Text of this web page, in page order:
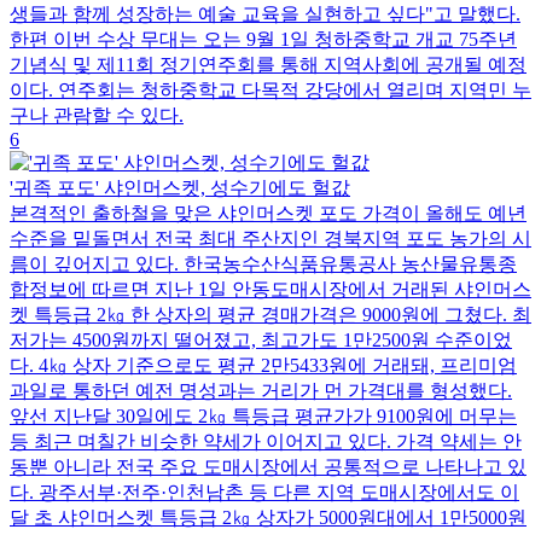
생들과 함께 성장하는 예술 교육을 실현하고 싶다"고 말했다.
한편 이번 수상 무대는 오는 9월 1일 청하중학교 개교 75주년
기념식 및 제11회 정기연주회를 통해 지역사회에 공개될 예정
이다. 연주회는 청하중학교 다목적 강당에서 열리며 지역민 누
구나 관람할 수 있다.
6
'귀족 포도' 샤인머스켓, 성수기에도 헐값
본격적인 출하철을 맞은 샤인머스켓 포도 가격이 올해도 예년
수준을 밑돌면서 전국 최대 주산지인 경북지역 포도 농가의 시
름이 깊어지고 있다. 한국농수산식품유통공사 농산물유통종
합정보에 따르면 지난 1일 안동도매시장에서 거래된 샤인머스
켓 특등급 2㎏ 한 상자의 평균 경매가격은 9000원에 그쳤다. 최
저가는 4500원까지 떨어졌고, 최고가도 1만2500원 수준이었
다. 4㎏ 상자 기준으로도 평균 2만5433원에 거래돼, 프리미엄
과일로 통하던 예전 명성과는 거리가 먼 가격대를 형성했다.
앞선 지난달 30일에도 2㎏ 특등급 평균가가 9100원에 머무는
등 최근 며칠간 비슷한 약세가 이어지고 있다. 가격 약세는 안
동뿐 아니라 전국 주요 도매시장에서 공통적으로 나타나고 있
다. 광주서부·전주·인천남촌 등 다른 지역 도매시장에서도 이
달 초 샤인머스켓 특등급 2㎏ 상자가 5000원대에서 1만5000원